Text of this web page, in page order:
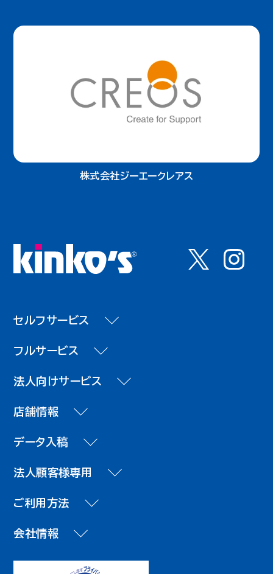
株式会社ジーエークレアス
セルフサービス
フルサービス
法人向けサービス
店舗情報
データ入稿
法人顧客様専用
ご利用方法
会社情報